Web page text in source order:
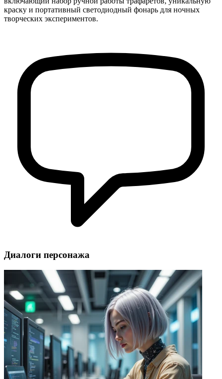
краску и портативный светодиодный фонарь для ночных
творческих экспериментов.
Диалоги персонажа